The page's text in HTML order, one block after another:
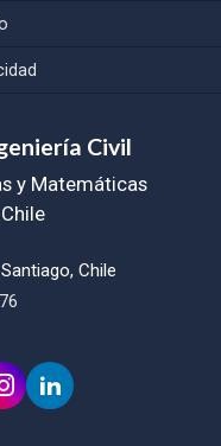
Civil
y Matemáticas
Chile